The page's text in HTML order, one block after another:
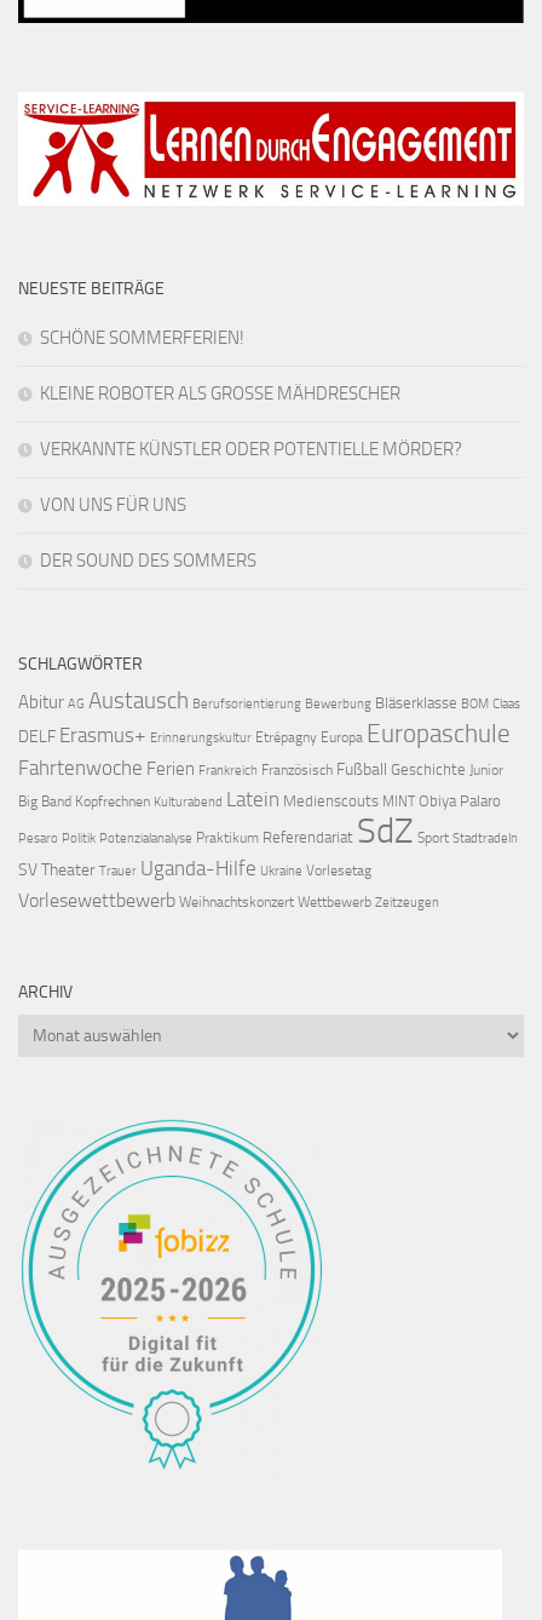
NEUESTE BEITRÄGE
SCHÖNE SOMMERFERIEN!
KLEINE ROBOTER ALS GROSSE MÄHDRESCHER
VERKANNTE KÜNSTLER ODER POTENTIELLE MÖRDER?
VON UNS FÜR UNS
DER SOUND DES SOMMERS
SCHLAGWÖRTER
Abitur AG Austausch Berufsorientierung Bewerbung Bläserklasse BOM Claas
DELF Erasmus+ Erinnerungskultur Etrépagny Europa Europaschule
Fahrtenwoche Ferien Frankreich Französisch Fußball Geschichte Junior
Big Band Kopfrechnen Kulturabend Latein Medienscouts MINT Obiya Palaro
Pesaro Politik Potenzialanalyse Praktikum Referendariat SdZ Sport Stadtradeln
SVTheater Trauer Uganda-Hilfe Ukraine Vorlesetag
Vorlesewettbewerb Weihnachtskonzert Wettbewerb Zeitzeugen
ARCHIV